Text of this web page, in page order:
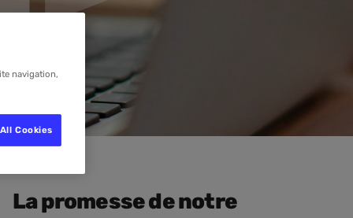
La promesse de notre
navigation,
Cookies